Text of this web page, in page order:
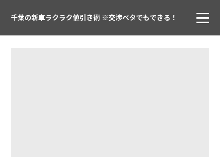
千葉の新車ラクラク値引き術 ※交渉ベタでもできる！